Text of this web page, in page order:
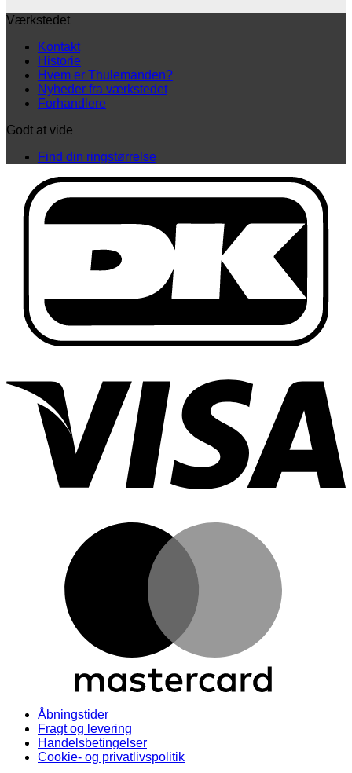
Værkstedet
Kontakt
Historie
Hvem er Thulemanden?
Nyheder fra værkstedet
Forhandlere
Godt at vide
Find din ringstørrelse
Åbningstider
Fragt og levering
Handelsbetingelser
Cookie- og privatlivspolitik